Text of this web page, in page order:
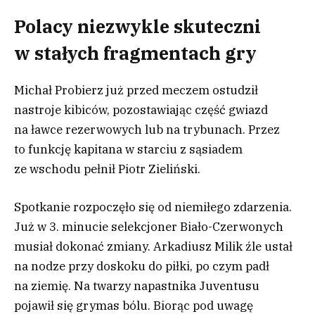
Polacy niezwykle skuteczni
w stałych fragmentach gry
Michał Probierz już przed meczem ostudził
nastroje kibiców, pozostawiając część gwiazd
na ławce rezerwowych lub na trybunach. Przez
to funkcję kapitana w starciu z sąsiadem
ze wschodu pełnił Piotr Zieliński.
Spotkanie rozpoczęło się od niemiłego zdarzenia.
Już w 3. minucie selekcjoner Biało-Czerwonych
musiał dokonać zmiany. Arkadiusz Milik źle ustał
na nodze przy doskoku do piłki, po czym padł
na ziemię. Na twarzy napastnika Juventusu
pojawił się grymas bólu. Biorąc pod uwagę